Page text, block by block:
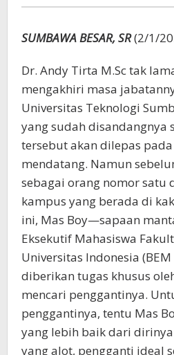
SUMBAWA BESAR, SR(2/1/
Dr. Andy Tirta M.Sc tak
mengakhiri masa
Universitas Teknologi
yang sudah disandangnya
tersebut akan dilepas
mendatang. Namun
sebagai orang nomor satu
kampus yang berada di
ini, Mas Boy—sapaan
Eksekutif Mahasiswa
Universitas Indonesia
diberikan tugas khusus
mencari penggantinya.
penggantinya, tentu Mas
yang lebih baik dari
yang alot, pengganti ideal